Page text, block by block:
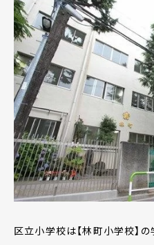
区立小学校は【林町小学校】の